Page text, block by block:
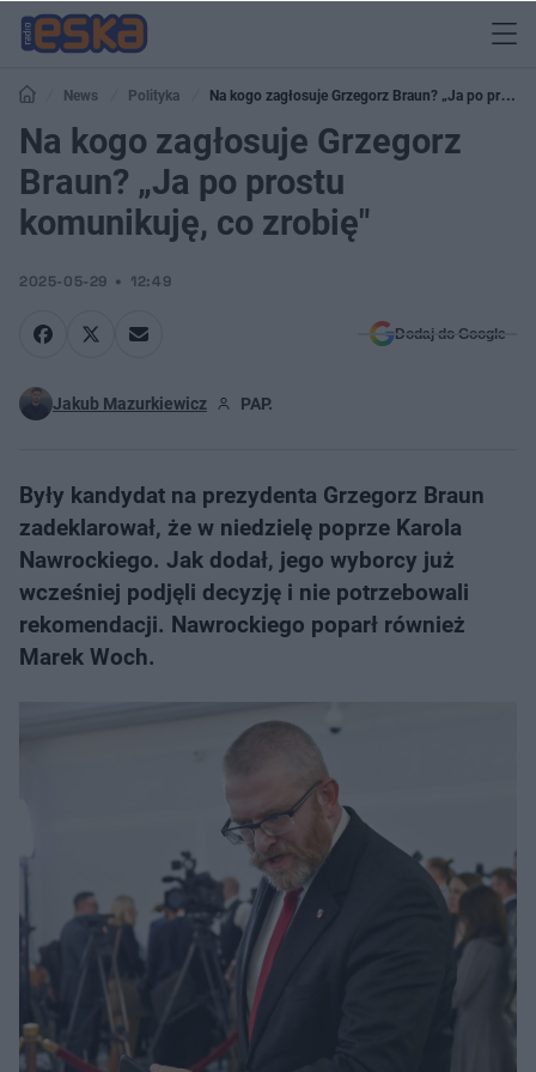
News Polityka
Na kogo zagłosuje Grzegorz Braun? „Ja po prostu
komunikuję, co zrobię"
Na kogo zagłosuje Grzegorz
Braun? „Ja po prostu
komunikuję, co zrobię"
2025-05-29 12:49
Dodaj do Google
Jakub Mazurkiewicz PAP.
Były kandydat na prezydenta Grzegorz Braun
zadeklarował, że w niedzielę poprze Karola
Nawrockiego. Jak dodał, jego wyborcy już
wcześniej podjęli decyzję i nie potrzebowali
rekomendacji. Nawrockiego poparł również
Marek Woch.